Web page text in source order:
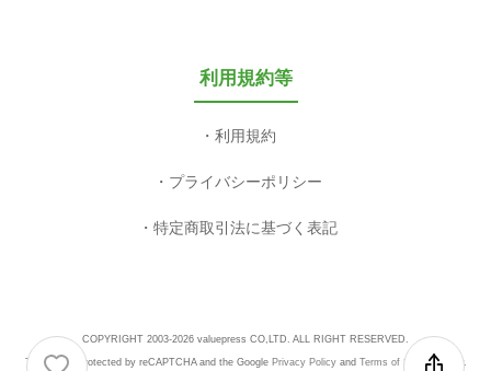
利用規約等
利用規約
プライバシーポリシー
特定商取引法に基づく表記
COPYRIGHT 2003-2026 valuepress CO,LTD. ALL RIGHT RESERVED.
This site is protected by reCAPTCHA and the Google Privacy Policyand Terms of Serviceapply.